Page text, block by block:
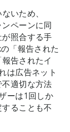
いため、
ペーンに同
照合する手
「報告された
告されたイ
は広告ネット
適切な方法
ーは1回しか
ることも不